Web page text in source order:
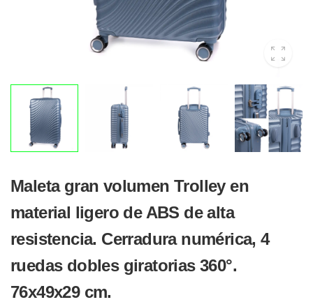
Maleta gran volumen Trolley en
material ligero de ABS de alta
resistencia. Cerradura numérica, 4
ruedas dobles giratorias 360°.
76x49x29 cm.